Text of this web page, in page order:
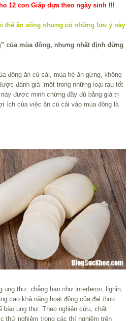
12 con Giáp dựa theo ngày sinh !!!
của mùa đông, nhưng nhất định đừng
đông ăn củ cải, mùa hè ăn gừng, không
đánh giá “một trong những loại rau tốt
được minh chứng đầy đủ bằng giá trị
ích của việc ăn củ cải vào mùa đông là
ung thư, chẳng hạn như interferon, lignin,
cao khả năng hoạt động của đại thực
bào ung thư. Theo nghiên cứu, chất
thử nghiệm trong các thí nghiệm trên